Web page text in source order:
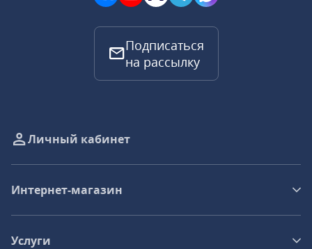
Подписаться
на рассылку
Личный кабинет
Интернет-магазин
Услуги